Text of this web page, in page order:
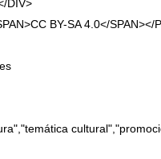
DIV>
BY-SA 4.0</SPAN></